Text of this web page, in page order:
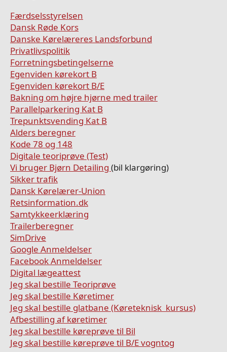
Færdselsstyrelsen
Dansk Røde Kors
Danske Kørelæreres Landsforbund
Privatlivspolitik
Forretningsbetingelserne
Egenviden kørekort B
Egenviden kørekort B/E
Bakning om højre hjørne med trailer
Parallelparkering Kat B
Trepunktsvending Kat B
Alders beregner
Kode 78 og 148
Digitale teoriprøve (Test)
Vi bruger Bjørn Detailing (bil klargøring)
Sikker trafik
Dansk Kørelærer-Union
Retsinformation.dk
Samtykkeerklæring
Trailerberegner
SimDrive
Google Anmeldelser
Facebook Anmeldelser
Digital lægeattest
Jeg skal bestille Teoriprøve
Jeg skal bestille Køretimer
Jeg skal bestille glatbane (Køreteknisk kursus)
Afbestilling af køretimer
Jeg skal bestille køreprøve til Bil
Jeg skal bestille køreprøve til B/E vogntog